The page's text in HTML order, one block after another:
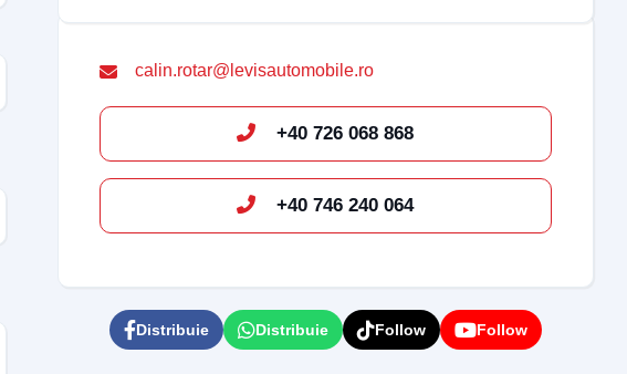
calin.rotar@levisautomobile.ro
+40 726 068 868
+40 746 240 064
Distribuie Distribuie Follow Follow